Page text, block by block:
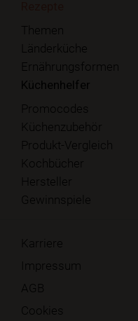
Themen
Länderküche
Ernährungsformen
Küchenhelfer
Promocodes
Küchenzubehör
Produkt-Vergleich
Kochbücher
Hersteller
Gewinnspiele
Karriere
Impressum
AGB
Cookies